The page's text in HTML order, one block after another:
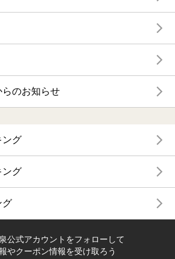
のお知らせ
ング
ング
グ
公式アカウントをフォローして
やクーポン情報を受け取ろう